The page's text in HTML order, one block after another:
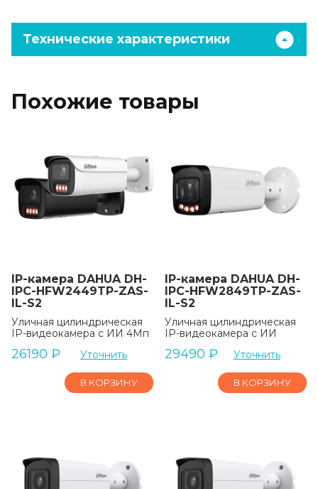
Технические характеристики
Похожие товары
IP-камера DAHUA DH-
IPC-HFW2449TP-ZAS-
IL-S2
Уличная цилиндрическая
IP-видеокамера с ИИ 4Мп
26190 ₽ Уточнить
В КОРЗИНУ
IP-камера DAHUA DH-
IPC-HFW2849TP-ZAS-
IL-S2
Уличная цилиндрическая
IP-видеокамера с ИИ
29490 ₽ Уточнить
В КОРЗИНУ